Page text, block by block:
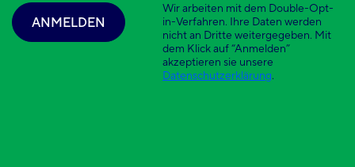
Wir arbeiten mit dem Double-Opt-
in-Verfahren. Ihre Daten werden
nicht an Dritte weitergegeben. Mit
dem Klick auf “Anmelden”
akzeptieren sie unsere
Datenschutzerklärung.
ANMELDEN